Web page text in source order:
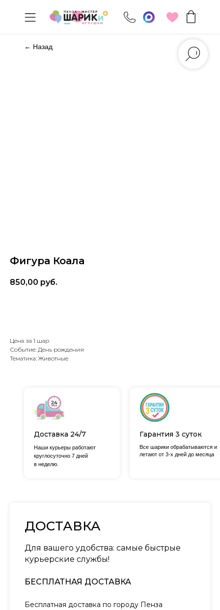
← Назад
Фигура Коала
850,00 руб.
Цена за 1 шар
Событие: День рождения
Тематика: Животные
Доставка 24/7
Все шарики обрабатываются и
летают от 3-х дней до месяца
Наши курьеры работают
круглосуточно 7 дней
в неделю.
Гарантия 3 суток
ДОСТАВКА
Для вашего удобства: самые быстрые
курьерские службы!
БЕСПЛАТНАЯ ДОСТАВКА
Бесплатная доставка по городу Пенза